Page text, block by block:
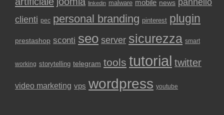
linkedin malware mobile news pannello
clienti pec personal branding pinterest plugin
prestashop sconti seo server sicurezza smart
working storytelling telegram tools tutorial twitter
video marketing vps wordpress youtube